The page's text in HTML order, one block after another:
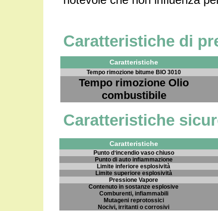
Caratteristiche di
Caratteristiche
Tempo rimozione bitume BIO 3010
Tempo rimozione Olio
combustibile
Caratteristiche
Caratteristiche
Punto dʼincendio vaso chiuso
Punto di auto infiammazione
Limite inferiore esplosività
Limite superiore esplosività
Pressione Vapore
Contenuto in sostanze esplosive
Comburenti, infiammabili
Mutageni reprotossici
Nocivi, irritanti o corrosivi